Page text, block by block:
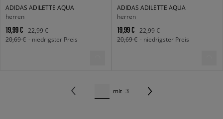
ADIDAS ADILETTE AQUA
herren
19,99 €
22,99 €
20,69 € - niedrigster Preis
ADIDAS ADILETTE AQUA
herren
19,99 €
22,99 €
20,69 € - niedrigster Preis
mit 3